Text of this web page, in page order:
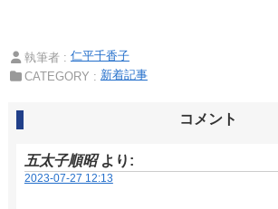
執筆者 : 仁平千香子
CATEGORY : 新着記事
コメント
五太子順昭 より:
2023-07-27 12:13